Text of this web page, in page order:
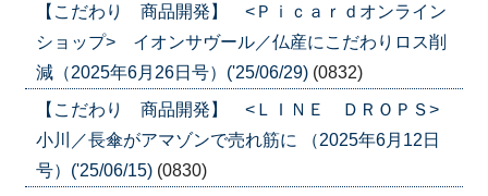
【こだわり 商品開発】 <Ｐｉｃａｒｄオンライン
ショップ> イオンサヴール／仏産にこだわりロス削
減（2025年6月26日号）('25/06/29) (0832)
【こだわり 商品開発】 <ＬＩＮＥ ＤＲＯＰＳ>
小川／長傘がアマゾンで売れ筋に （2025年6月12日
号）('25/06/15) (0830)